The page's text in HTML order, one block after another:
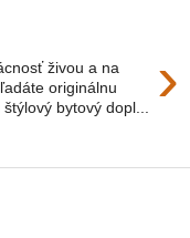
›
živou a na
originálnu
bytový dopl...